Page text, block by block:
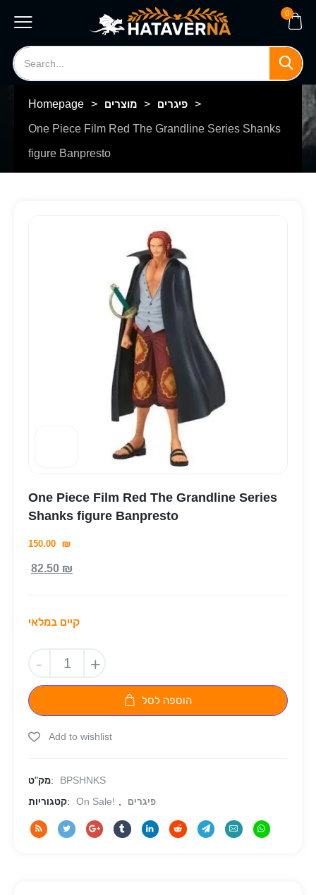
0
Homepage > מוצרים > פיגרים >
One Piece Film Red The Grandline Series Shanks
figure Banpresto
One Piece Film Red The Grandline Series
Shanks figure Banpresto
150.00 ₪
82.50 ₪
קיים במלאי
- +
הוספה לסל
Add to wishlist
מק"ט:
BPSHNKS
קטגוריות:
On Sale! פיגרים